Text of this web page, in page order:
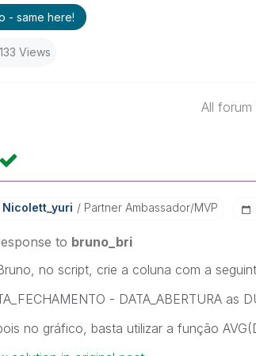
- same here!
Views
All forum
Nicolett_yuri Partner Ambassador/MVP
to bruno_bri
no script, crie a coluna com a
- DATA_ABERTURA as
no gráfico, basta utilizar a função